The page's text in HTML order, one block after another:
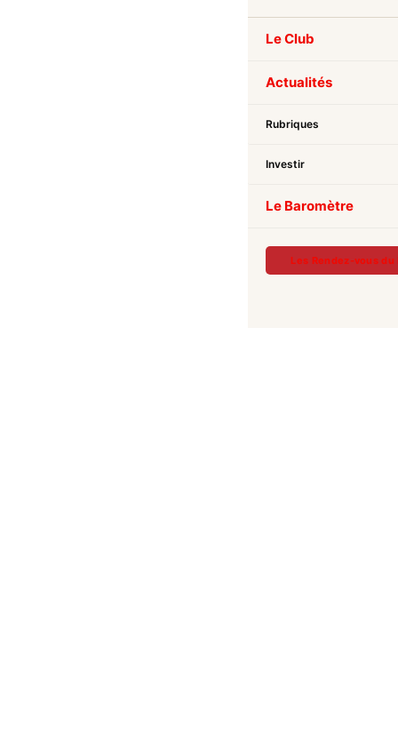
Le Club
Actualités
Rubriques
Investir
Le Baromètre
Les Rendez-vous